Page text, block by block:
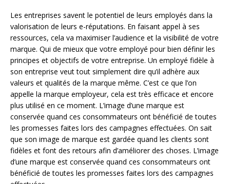
Les entreprises savent le potentiel de leurs employés dans la
valorisation de leurs e-réputations. En faisant appel à ses
ressources, cela va maximiser l’audience et la visibilité de votre
marque. Qui de mieux que votre employé pour bien définir les
principes et objectifs de votre entreprise. Un employé fidèle à
son entreprise veut tout simplement dire qu’il adhère aux
valeurs et qualités de la marque même. C’est ce que l’on
appelle la marque employeur, cela est très efficace et encore
plus utilisé en ce moment. L’image d’une marque est
conservée quand ces consommateurs ont bénéficié de toutes
les promesses faites lors des campagnes effectuées. On sait
que son image de marque est gardée quand les clients sont
fidèles et font des retours afin d’améliorer des choses. L’image
d’une marque est conservée quand ces consommateurs ont
bénéficié de toutes les promesses faites lors des campagnes